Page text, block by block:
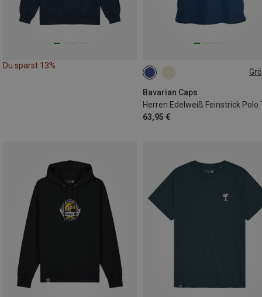
Du sparst 13%
Bavarian Caps
63,95 €
S